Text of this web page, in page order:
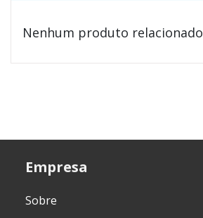
Nenhum produto relacionado
Empresa
Sobre